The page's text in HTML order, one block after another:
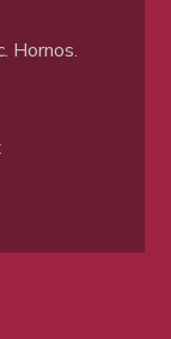
Hornos.